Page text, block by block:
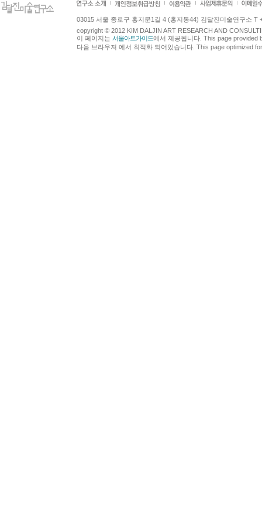
03015 서울 종로구 홍지문1길 4 (홍지동44) 김달진미술연구소 T
copyright © 2012 KIM DALJIN ART RESEARCH AND
이 페이지는 서울아트가이드에서 제공됩니다. This page provided
다음 브라우져 에서 최적화 되어있습니다. This page optimized